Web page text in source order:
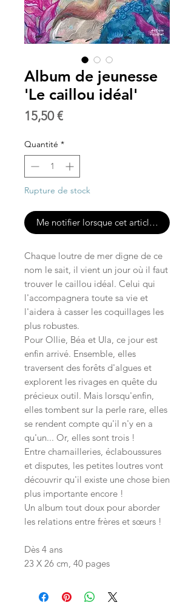
Album de jeunesse
'Le caillou idéal'
15,50 €Prix
Quantité *
Rupture de stock
Me notifier lorsque cet article est
Chaque loutre de mer digne de ce
nom le sait, il vient un jour où il faut
trouver le caillou idéal. Celui qui
l'accompagnera toute sa vie et
l'aidera à casser les coquillages les
plus robustes.
Pour Ollie, Béa et Ula, ce jour est
enfin arrivé. Ensemble, elles
traversent des forêts d'algues et
explorent les rivages en quête du
précieux outil. Mais lorsqu'enfin,
elles tombent sur la perle rare, elles
se rendent compte qu'il n'y en a
qu'un... Or, elles sont trois !
Entre chamailleries, éclaboussures
et disputes, les petites loutres vont
découvrir qu'il existe une chose bien
plus importante encore !
Un album tout doux pour aborder
les relations entre frères et sœurs !
Dès 4 ans
23 X 26 cm, 40 pages